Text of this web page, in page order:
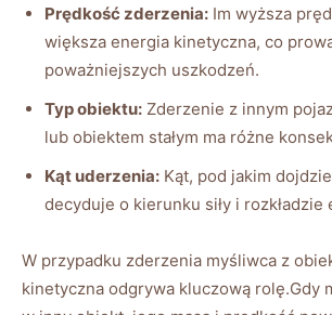
Prędkość zderzenia: Im wyższa
większa energia kinetyczna, co
poważniejszych uszkodzeń.
Typ obiektu: Zderzenie z innym
lub obiektem stałym ma różne
Kąt uderzenia: Kąt, pod jakim
decyduje o kierunku siły i rozkładzie
W przypadku zderzenia myśliwca z
kinetyczna odgrywa kluczową rolę.Gdy